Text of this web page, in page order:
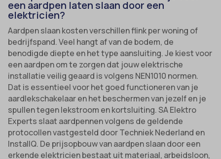
een aardpen laten slaan door een
elektricien?
Aardpen slaan kosten verschillen flink per woning of
bedrijfspand. Veel hangt af van de bodem, de
benodigde diepte en het type aansluiting. Je kiest voor
een aardpen om te zorgen dat jouw elektrische
installatie veilig geaard is volgens NEN1010 normen.
Dat is essentieel voor het goed functioneren van je
aardlekschakelaar en het beschermen van jezelf en je
spullen tegen lekstroom en kortsluiting. SA Elektro
Experts slaat aardpennen volgens de geldende
protocollen vastgesteld door Techniek Nederland en
InstallQ. De prijsopbouw van aardpen slaan door een
erkende elektricien bestaat uit materiaal, arbeidsloon,